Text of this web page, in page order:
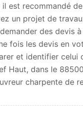
est recommandé
un projet de
des devis
fois les devis en
et identifier celui
Haut, dans le
charpente de